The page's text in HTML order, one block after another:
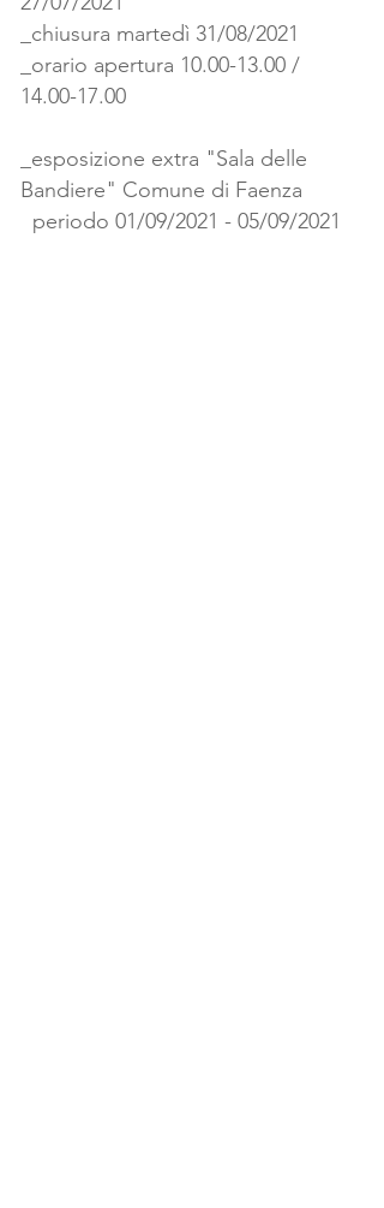
_chiusura martedì 31/08/2021
_orario apertura 10.00-13.00 /
14.00-17.00
_esposizione extra "Sala delle
Bandiere" Comune di Faenza
periodo 01/09/2021 - 05/09/2021